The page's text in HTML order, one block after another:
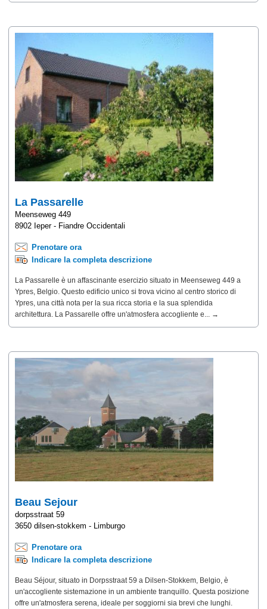
La Passarelle
Meenseweg 449
8902 Ieper - Fiandre Occidentali
Prenotare ora
Indicare la completa descrizione
La Passarelle è un affascinante esercizio situato in Meenseweg 449 a
Ypres, Belgio. Questo edificio unico si trova vicino al centro storico di
Ypres, una città nota per la sua ricca storia e la sua splendida
architettura. La Passarelle offre un'atmosfera accogliente e... →
Beau Sejour
dorpsstraat 59
3650 dilsen-stokkem - Limburgo
Prenotare ora
Indicare la completa descrizione
Beau Séjour, situato in Dorpsstraat 59 a Dilsen-Stokkem, Belgio, è
un'accogliente sistemazione in un ambiente tranquillo. Questa posizione
offre un'atmosfera serena, ideale per soggiorni sia brevi che lunghi.